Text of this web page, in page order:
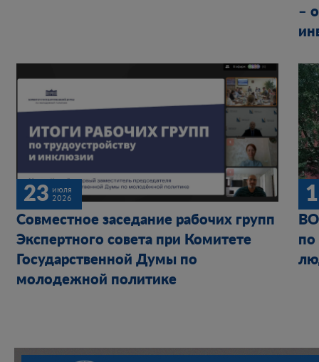
–
23 июля
2026
Совместное заседание рабочих групп
Экспертного совета при Комитете
Государственной Думы по
молодежной политике
по